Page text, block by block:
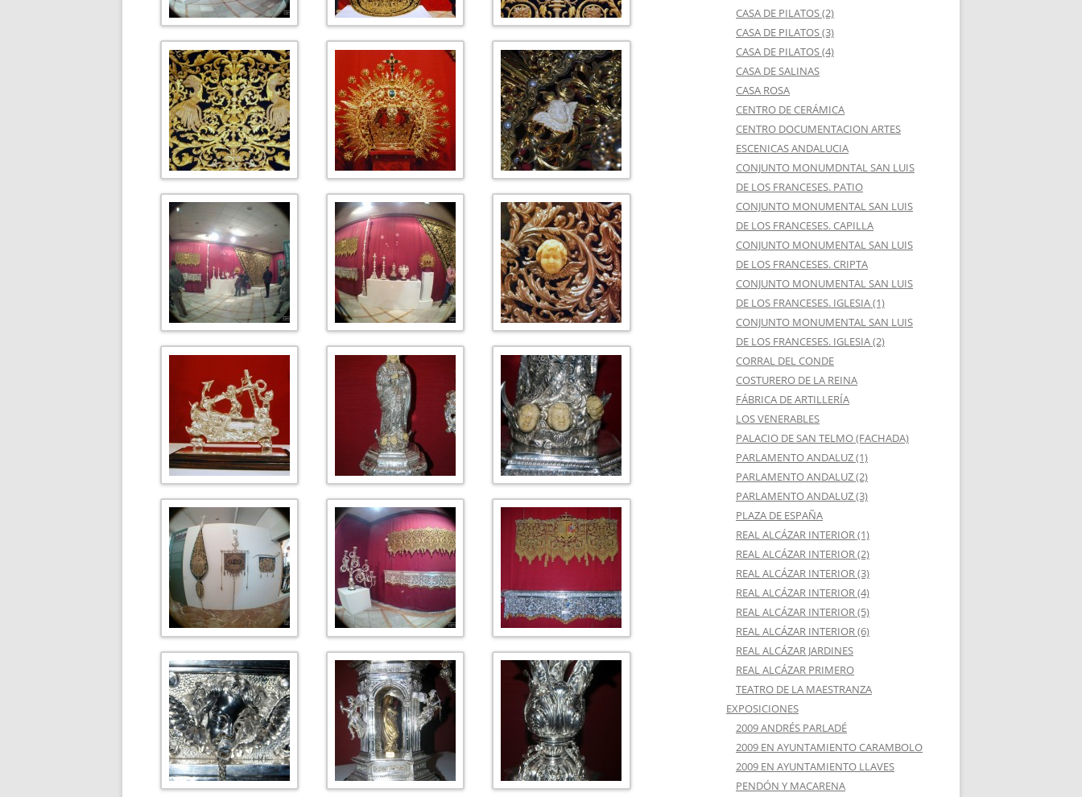
CASA DE PILATOS (2)
CASA DE PILATOS (3)
CASA DE PILATOS (4)
CASA DE SALINAS
CASA ROSA
CENTRO DE CERÁMICA
CENTRO DOCUMENTACION ARTES
ESCENICAS ANDALUCIA
CONJUNTO MONUMDNTAL SAN LUIS
DE LOS FRANCESES. PATIO
CONJUNTO MONUMENTAL SAN LUIS
DE LOS FRANCESES. CAPILLA
CONJUNTO MONUMENTAL SAN LUIS
DE LOS FRANCESES. CRIPTA
CONJUNTO MONUMENTAL SAN LUIS
DE LOS FRANCESES. IGLESIA (1)
CONJUNTO MONUMENTAL SAN LUIS
DE LOS FRANCESES. IGLESIA (2)
CORRAL DEL CONDE
COSTURERO DE LA REINA
FÁBRICA DE ARTILLERÍA
LOS VENERABLES
PALACIO DE SAN TELMO (FACHADA)
PARLAMENTO ANDALUZ (1)
PARLAMENTO ANDALUZ (2)
PARLAMENTO ANDALUZ (3)
PLAZA DE ESPAÑA
REAL ALCÁZAR INTERIOR (1)
REAL ALCÁZAR INTERIOR (2)
REAL ALCÁZAR INTERIOR (3)
REAL ALCÁZAR INTERIOR (4)
REAL ALCÁZAR INTERIOR (5)
REAL ALCÁZAR INTERIOR (6)
REAL ALCÁZAR JARDINES
REAL ALCÁZAR PRIMERO
TEATRO DE LA MAESTRANZA
EXPOSICIONES
2009 ANDRÉS PARLADÉ
2009 EN AYUNTAMIENTO CARAMBOLO
2009 EN AYUNTAMIENTO LLAVES
PENDÓN Y MACARENA